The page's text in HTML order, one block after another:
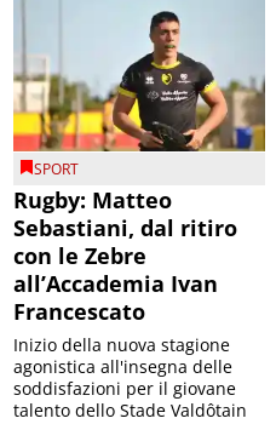
SPORT
Rugby: Matteo
Sebastiani, dal ritiro
con le Zebre
all’Accademia Ivan
Francescato
Inizio della nuova stagione
agonistica all'insegna delle
soddisfazioni per il giovane
talento dello Stade Valdôtain